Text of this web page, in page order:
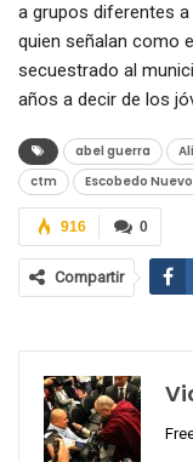
a grupos diferentes
quien señalan como
secuestrado al
años a decir de los
abel guerra
ctm
Escobedo
0
916
Compartir